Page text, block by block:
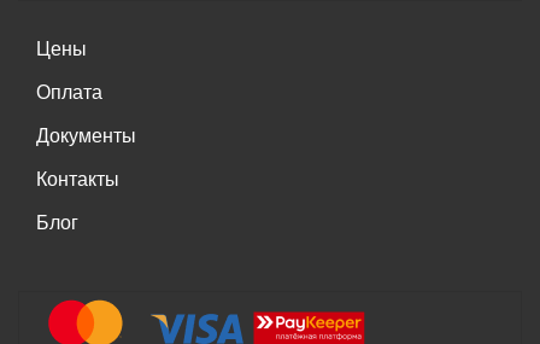
Цены
Оплата
Документы
Контакты
Блог